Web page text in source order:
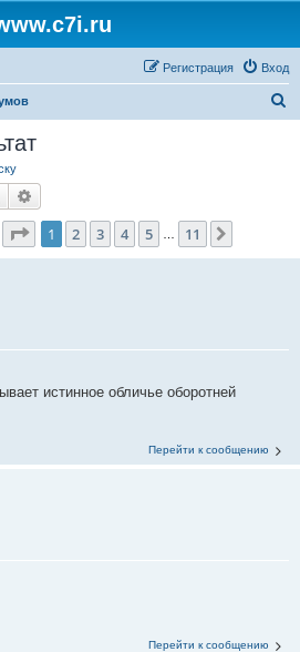
Вход
Регистрация
Поиск
Страница из 11
1 2 3 4 5 11
истинное обличье оборотней
Перейти к сообщению
Перейти к сообщению